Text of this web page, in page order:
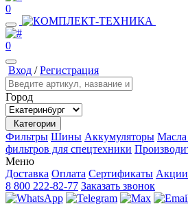
0
0
Вход /Регистрация
Город
Категории
Фильтры Шины Аккумуляторы
фильтров для спецтехники
Меню
Доставка Оплата Сертификаты Акции
8 800 222-82-77 Заказать звонок